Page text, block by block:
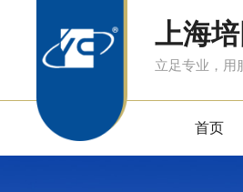
上海
立足专业，用
首页